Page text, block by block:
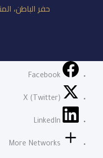
حفر الباطن،
Facebook
X (Twitter)
LinkedIn
More Networks